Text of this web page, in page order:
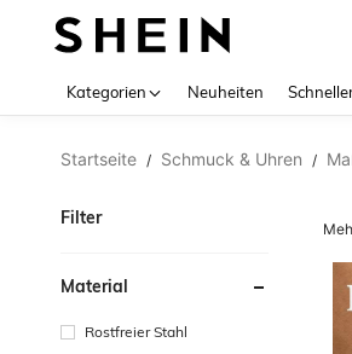
Kategorien Neuheiten
Startseite / Schmuck & Uhren /
Filter
Material
Rostfreier Stahl